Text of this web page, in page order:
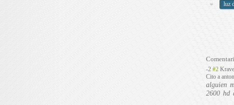
luz
-2 #2
Cito a
alguien
2600 hd